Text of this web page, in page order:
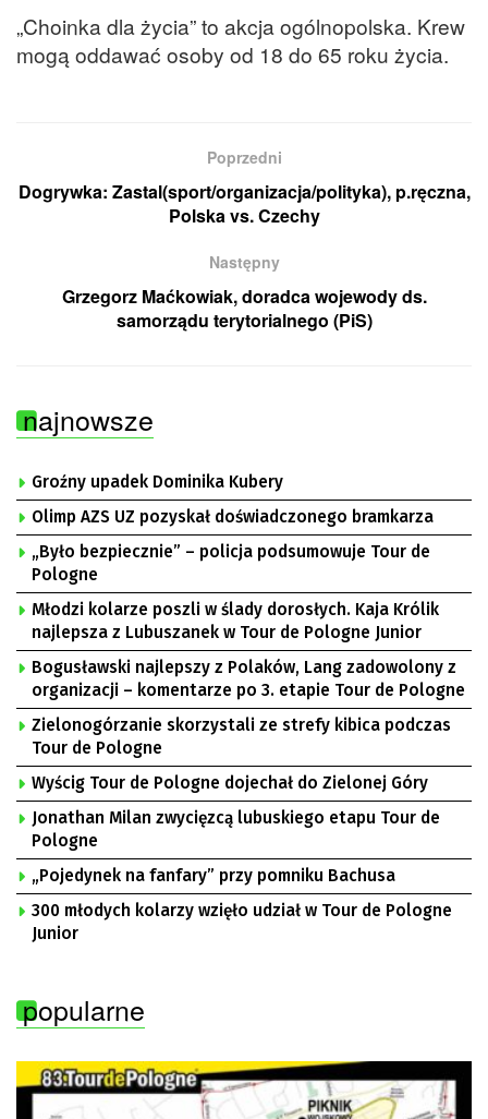
„Choinka dla życia” to akcja ogólnopolska. Krew
mogą oddawać osoby od 18 do 65 roku życia.
Poprzedni
Dogrywka: Zastal(sport/organizacja/polityka), p.ręczna,
Polska vs. Czechy
Następny
Grzegorz Maćkowiak, doradca wojewody ds.
samorządu terytorialnego (PiS)
najnowsze
Groźny upadek Dominika Kubery
Olimp AZS UZ pozyskał doświadczonego bramkarza
„Było bezpiecznie” – policja podsumowuje Tour de
Pologne
Młodzi kolarze poszli w ślady dorosłych. Kaja Królik
najlepsza z Lubuszanek w Tour de Pologne Junior
Bogusławski najlepszy z Polaków, Lang zadowolony z
organizacji – komentarze po 3. etapie Tour de Pologne
Zielonogórzanie skorzystali ze strefy kibica podczas
Tour de Pologne
Wyścig Tour de Pologne dojechał do Zielonej Góry
Jonathan Milan zwycięzcą lubuskiego etapu Tour de
Pologne
„Pojedynek na fanfary” przy pomniku Bachusa
300 młodych kolarzy wzięło udział w Tour de Pologne
Junior
popularne